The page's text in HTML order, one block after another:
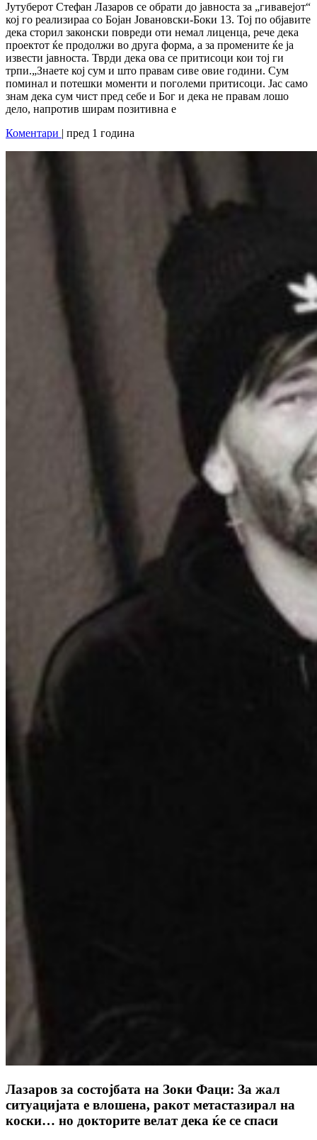
Јутуберот Стефан Лазаров се обрати до јавноста за „гивавејот“
кој го реализираа со Бојан Јовановски-Боки 13. Тој по објавите
дека сторил законски повреди оти немал лиценца, рече дека
проектот ќе продолжи во друга форма, а за промените ќе ја
извести јавноста. Тврди дека ова се притисоци кои тој ги
трпи.„Знаете кој сум и што правам сиве овие години. Сум
поминал и потешки моменти и поголеми притисоци. Јас само
знам дека сум чист пред себе и Бог и дека не правам лошо
дело, напротив ширам позитивна е
Коментари
| пред 1 година
Лазаров за состојбата на Зоки Фаци: За жал
ситуацијата е влошена, ракот метастазирал на
коски… но докторите велат дека ќе се спаси